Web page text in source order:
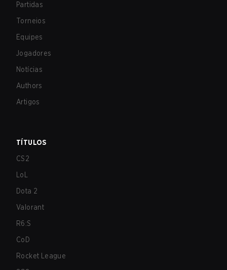
Partidas
Torneios
Equipes
Jogadores
Notícias
Authors
Artigos
TÍTULOS
CS2
LoL
Dota 2
Valorant
R6:S
CoD
Rocket League